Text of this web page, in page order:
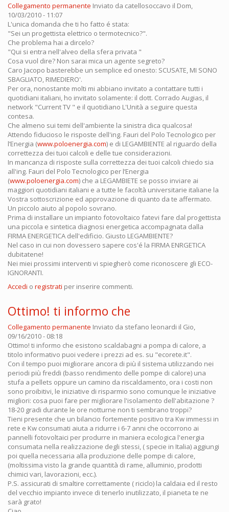
Collegamento permanente Inviato da catellosoccavo il Dom,
10/03/2010 - 11:07
L'unica domanda che ti ho fatto é stata:
"Sei un progettista elettrico o termotecnico?".
Che problema hai a dircelo?
"Qui si entra nell'alveo della sfera privata "
Cosa vuol dire? Non sarai mica un agente segreto?
Caro Jacopo basterebbe un semplice ed onesto: SCUSATE, MI SONO
SBAGLIATO, RIMEDIERO'.
Per ora, nonostante molti mi abbiano invitato a contattare tutti i
quotidiani italiani, ho invitato solamente: il dott. Corrado Augias, il
network "Current TV " e il quotidiano L'Unità a seguire questa
contesa.
Che almeno sui temi dell'ambiente la sinistra dica qualcosa!
Attendo fiducioso le risposte dell'ing. Fauri del Polo Tecnologico per
l’Energia (www.poloenergia.com) e di LEGAMBIENTE al riguardo della
correttezza dei tuoi calcoli e delle tue considerazioni.
In mancanza di risposte sulla correttezza dei tuoi calcoli chiedo sia
all'ing. Fauri del Polo Tecnologico per l’Energia
(www.poloenergia.com) che a LEGAMBIETE se posso inviare ai
maggiori quotidiani italiani e a tutte le facoltà universitarie italiane la
Vostra sottoscrizione ed approvazione di quanto da te affermato.
Un piccolo aiuto al popolo sovrano.
Prima di installare un impianto fotovoltaico fatevi fare dal progettista
una piccola e sintetica diagnosi energetica accompagnata dalla
FIRMA ENERGETICA dell'edificio. Giusto LEGAMBIENTE?
Nel caso in cui non dovessero sapere cos'é la FIRMA ENRGETICA
dubitatene!
Nei miei prossimi interventi vi spiegherò come riconoscere gli ECO-
IGNORANTI.
Accedi o registrati per inserire commenti.
Ottimo! ti informo che
Collegamento permanente Inviato da stefano leonardi il Gio,
09/16/2010 - 08:18
Ottimo! ti informo che esistono scaldabagni a pompa di calore, a
titolo informativo puoi vedere i prezzi ad es. su "ecorete.it".
Con il tempo puoi migliorare ancora di più il sistema utilizzando nei
periodi più freddi (basso rendimento delle pompe di calore) una
stufa a pellets oppure un camino da riscaldamento, ora i costi non
sono proibitivi, le iniziative di risparmio sono comunque le iniziative
migliori: cosa puoi fare per migliorare l'isolamento dell'abitazione ?
18-20 gradi durante le ore notturne non ti sembrano troppi?
Tieni presente che un bilancio fortemente positivo tra Kw immessi in
rete e Kw consumati aiuta a ridurre i 6-7 anni che occorrono ai
pannelli fotovoltaici per produrre in maniera ecologica l'energia
consumata nella realizzazione degli stessi, ( specie in Italia) aggiungi
poi quella necessaria alla produzione delle pompe di calore,
(moltissima visto la grande quantità di rame, alluminio, prodotti
chimici vari, lavorazioni, ecc.).
P.S. assicurati di smaltire correttamente ( riciclo) la caldaia ed il resto
del vecchio impianto invece di tenerlo inutilizzato, il pianeta te ne
sarà grato!